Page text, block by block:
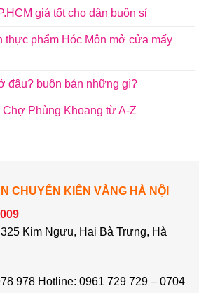
giá tốt cho dân buôn sỉ
thực phẩm Hóc Môn mở cửa mấy
đâu? buôn bán những gì?
Phùng Khoang từ A-Z
CHUYỂN KIẾN VÀNG HÀ NỘI
Kim Ngưu, Hai Bà Trưng, Hà
978 Hotline: 0961 729 729 – 0704